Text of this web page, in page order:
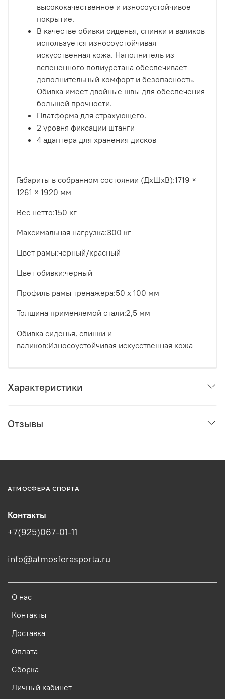
высококачественное и износоустойчивое
покрытие.
В качестве обивки сиденья, спинки и валиков
используется износоустойчивая
искусственная кожа. Наполнитель из
вспененного полиуретана обеспечивает
дополнительный комфорт и безопасность.
Обивка имеет двойные швы для обеспечения
большей прочности.
Платформа для страхующего.
2 уровня фиксации штанги
4 адаптера для хранения дисков
Габариты в собранном состоянии (ДxШxВ):1719 ×
1261 × 1920 мм
Вес нетто:150 кг
Максимальная нагрузка:300 кг
Цвет рамы:черный/красный
Цвет обивки:черный
Профиль рамы тренажера:50 х 100 мм
Толщина применяемой стали:2,5 мм
Обивка сиденья, спинки и
валиков:Износоустойчивая искусственная кожа
Характеристики
Отзывы
АТМОСФЕРА СПОРТА
О нас
Контакты
Доставка
Оплата
Сборка
Личный кабинет
Контакты
+7(925)067-01-11
info@atmosferasporta.ru